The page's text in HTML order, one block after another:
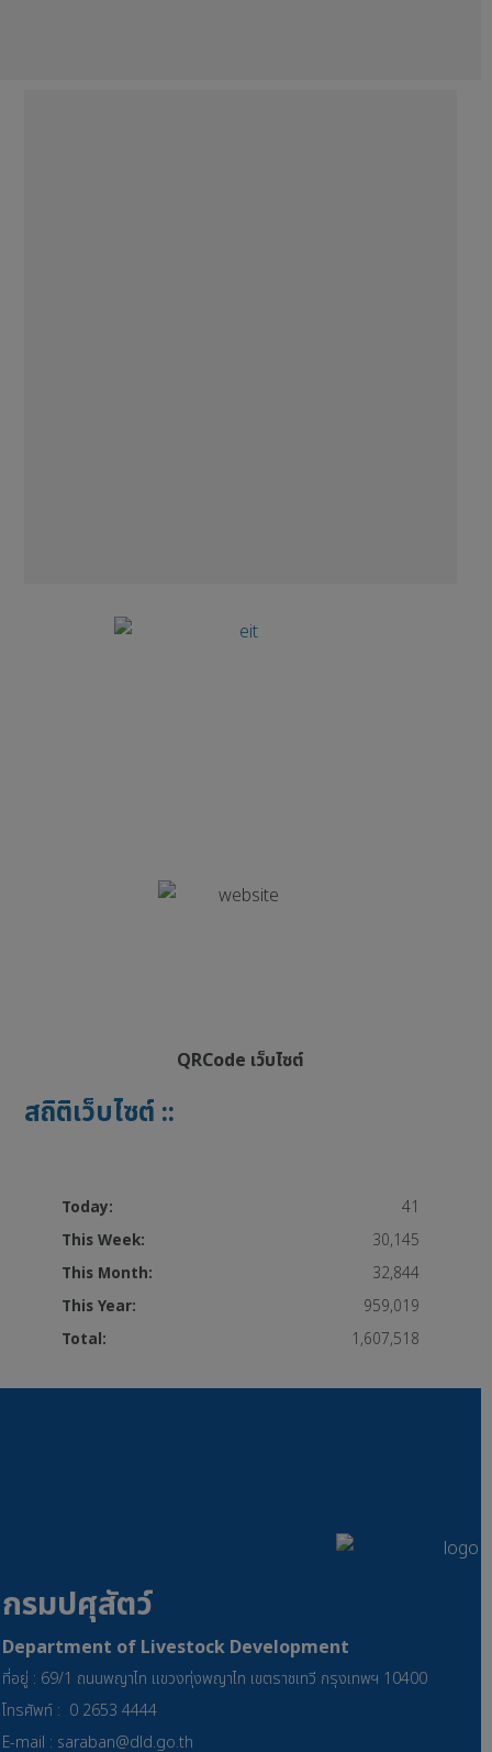
QRCode เว็บไซต์
สถิติเว็บไซต์ ::
Today:
41
This Week:
30,145
This Month:
32,844
This Year:
959,019
Total:
1,607,518
กรมปศุสัตว์
Department of Livestock Development
ที่อยู่ : 69/1 ถนนพญาไท แขวงทุ่งพญาไท เขตราชเทวี กรุงเทพฯ 10400
โทรศัพท์ : 0 2653 4444
E-mail : saraban@dld.go.th